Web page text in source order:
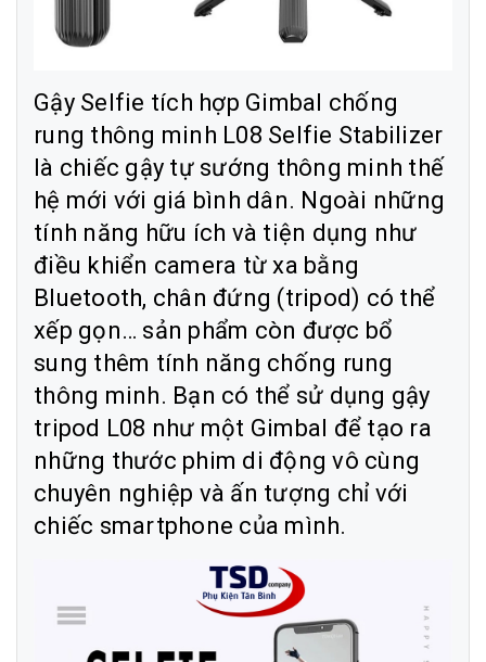
Gậy Selfie tích hợp Gimbal chống
rung thông minh L08 Selfie Stabilizer
là chiếc gậy tự sướng thông minh thế
hệ mới với giá bình dân. Ngoài những
tính năng hữu ích và tiện dụng như
điều khiển camera từ xa bằng
Bluetooth, chân đứng (tripod) có thể
xếp gọn… sản phẩm còn được bổ
sung thêm tính năng chống rung
thông minh. Bạn có thể sử dụng gậy
tripod L08 như một Gimbal để tạo ra
những thước phim di động vô cùng
chuyên nghiệp và ấn tượng chỉ với
chiếc smartphone của mình.